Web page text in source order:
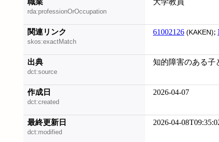
職業
rda:professionOrOccupation
大学教員
関連リンク
skos:exactMatch
61002126 (KAKEN);
出典
dct:source
知的障害のある子
作成日
dct:created
2026-04-07
最終更新日
dct:modified
2026-04-